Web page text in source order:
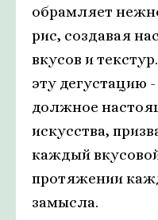
обрамляет
рис, создавая
вкусов и
эту дегустацию
должное
искусства,
каждый
протяжении
замысла.